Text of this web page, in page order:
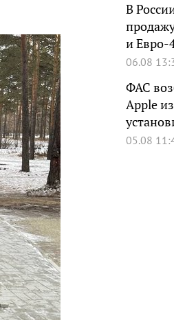
В
и Евро-
06.08
ФАС
Apple
05.08